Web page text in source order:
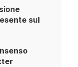
sul